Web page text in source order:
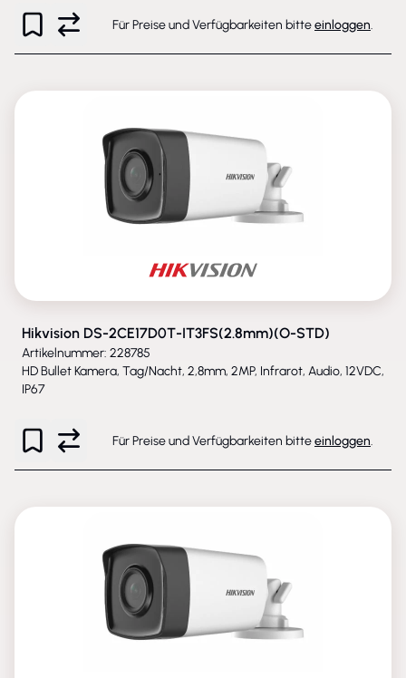
Für Preise und Verfügbarkeiten bitteeinloggen.
Hikvision DS-2CE17D0T-IT3FS(2.8mm)(O-STD)
Artikelnummer: 228785
HD Bullet Kamera, Tag/Nacht, 2,8mm, 2MP, Infrarot, Audio, 12VDC,
IP67
Für Preise und Verfügbarkeiten bitteeinloggen.